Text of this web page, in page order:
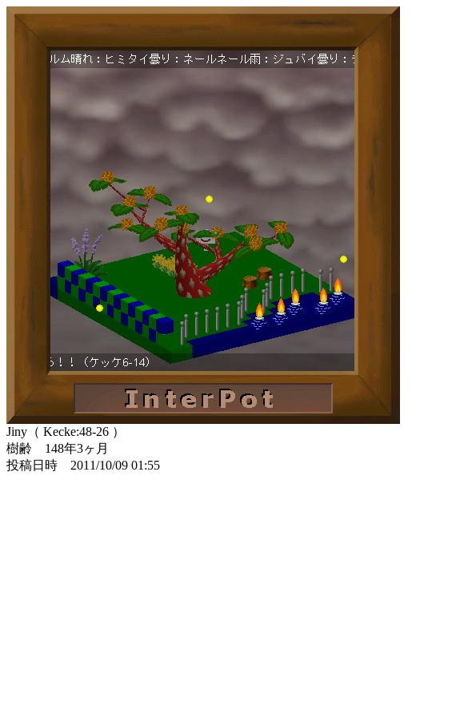
Jiny（ Kecke:48-26 ）
樹齢 148年3ヶ月
投稿日時 2011/10/09 01:55